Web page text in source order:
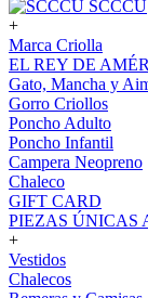
SCCCU
+
Marca Criolla
EL REY DE
Gato, Mancha y
Gorro Criollos
Poncho Adulto
Poncho Infantil
Campera Neopreno
Chaleco
GIFT CARD
PIEZAS ÚNICAS
+
Vestidos
Chalecos